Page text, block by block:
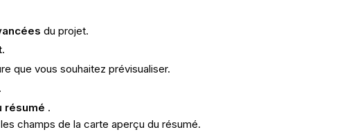
du projet.
.
que vous souhaitez prévisualiser.
.
résumé .
champs de la carte aperçu du résumé.